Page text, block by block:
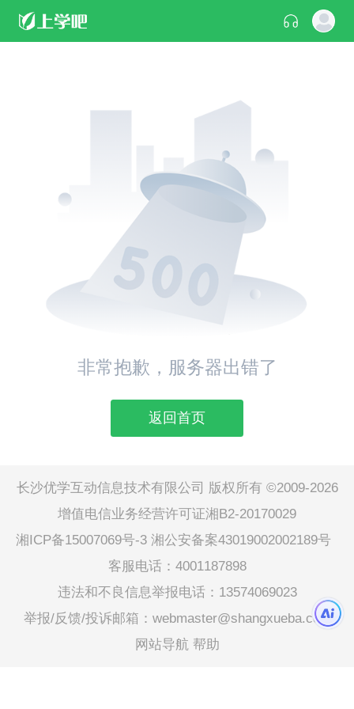
非常抱歉，服务器出错了
返回首页
长沙优学互动信息技术有限公司 版权所有 ©2009-2026
增值电信业务经营许可证湘B2-20170029
湘ICP备15007069号-3 湘公安备案43019002002189号
客服电话：4001187898
违法和不良信息举报电话：13574069023
举报/反馈/投诉邮箱：webmaster@shangxueba.com
网站导航 帮助